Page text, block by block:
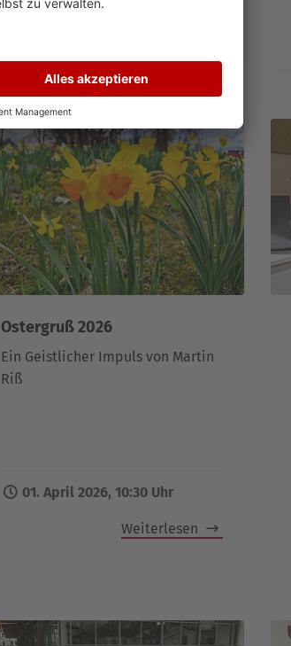
Ostergruß 2026
Ein Geistlicher Impuls von Martin
Riß
01. April 2026, 10:30 Uhr
Weiterlesen